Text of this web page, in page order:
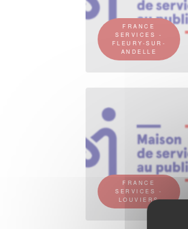
FRANCE
SERVICES -
FLEURY-SUR-
ANDELLE
FRANCE
SERVICES -
LOUVIERS